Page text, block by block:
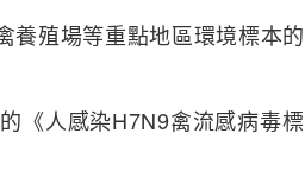
殖場等重點地區環境標本的
人感染H7N9禽流感病毒標